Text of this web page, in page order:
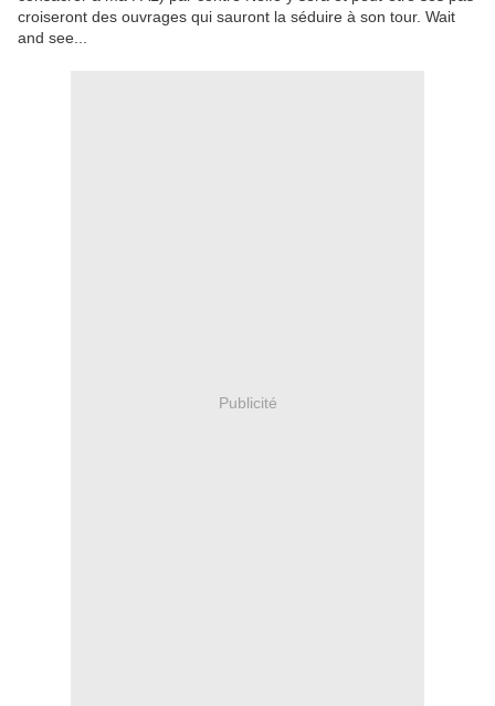
croiseront des ouvrages qui sauront la séduire à son tour. Wait
and see...
Publicité